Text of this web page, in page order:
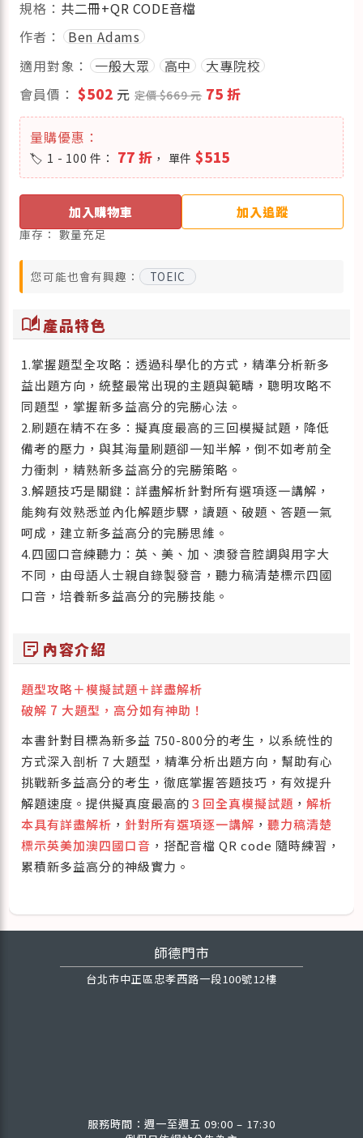
規格： 共二冊+QR CODE音檔
作者：
Ben Adams
適用對象：
一般大眾 高中
大專院校
會員價： $502 元定價 $669 元 75 折
量購優惠：
1 - 100 件： 77 折 ， 單件$515
加入購物車 加入追蹤
庫存：數量充足
您可能也會有興趣： TOEIC
auto_stories產品特色
1.掌握題型全攻略：透過科學化的方式，精準分析新多
益出題方向，統整最常出現的主題與範疇，聰明攻略不
同題型，掌握新多益高分的完勝心法。
2.刷題在精不在多：擬真度最高的三回模擬試題，降低
備考的壓力，與其海量刷題卻一知半解，倒不如考前全
力衝刺，精熟新多益高分的完勝策略。
3.解題技巧是關鍵：詳盡解析針對所有選項逐一講解，
能夠有效熟悉並內化解題步驟，讀題、破題、答題一氣
呵成，建立新多益高分的完勝思維。
4.四國口音練聽力：英、美、加、澳發音腔調與用字大
不同，由母語人士親自錄製發音，聽力稿清楚標示四國
口音，培養新多益高分的完勝技能。
sticky_note_2 內容介紹
題型攻略＋模擬試題＋詳盡解析
破解 7 大題型，高分如有神助！
本書針對目標為新多益 750-800分的考生，以系統性的
方式深入剖析 7 大題型，精準分析出題方向，幫助有心
挑戰新多益高分的考生，徹底掌握答題技巧，有效提升
解題速度。提供擬真度最高的３回全真模擬試題 ，解析
本具有詳盡解析 ， 針對所有選項逐一講解 ，聽力稿清楚
標示英美加澳四國口音 ，搭配音檔 QR code 隨時練習，
累積新多益高分的神級實力。
師德門市
台北市中正區忠孝西路一段100號12樓
服務時間：週一至週五 09:00 – 17:30